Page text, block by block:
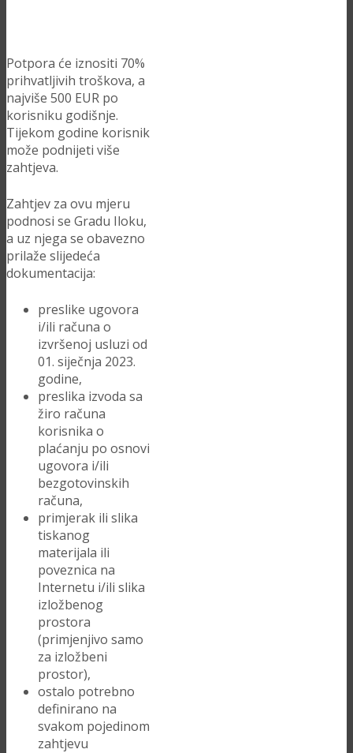
Potpora će iznositi 70%
prihvatljivih troškova, a
najviše 500 EUR po
korisniku godišnje.
Tijekom godine korisnik
može podnijeti više
zahtjeva.
Zahtjev za ovu mjeru
podnosi se Gradu Iloku,
a uz njega se obavezno
prilaže slijedeća
dokumentacija:
preslike ugovora
i/ili računa o
izvršenoj usluzi od
01. siječnja 2023.
godine,
preslika izvoda sa
žiro računa
korisnika o
plaćanju po osnovi
ugovora i/ili
bezgotovinskih
računa,
primjerak ili slika
tiskanog
materijala ili
poveznica na
Internetu i/ili slika
izložbenog
prostora
(primjenjivo samo
za izložbeni
prostor),
ostalo potrebno
definirano na
svakom pojedinom
zahtjevu